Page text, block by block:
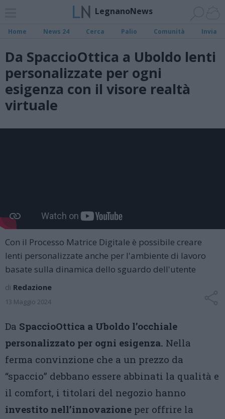
LegnanoNews
Home News 24 Cerca Palio Comunità Invia
Da SpaccioOttica a Uboldo lenti
personalizzate per ogni
esigenza con il visore realtà
virtuale
Con il Processo Matrice Digitale è possibile creare
lenti personalizzate anche per l'ambiente di lavoro
basate sulla dinamica dello sguardo dell'utente
di Redazione
13 Maggio 2024
Da SpaccioOttica a Uboldo l’occhiale
personalizzato per ogni esigenza. Nella
ferma convinzione che a un prezzo da
“spaccio” debbano essere abbinati la qualità e
il comfort, i titolari del negozio hanno
investito nell’innovazione per offrire la